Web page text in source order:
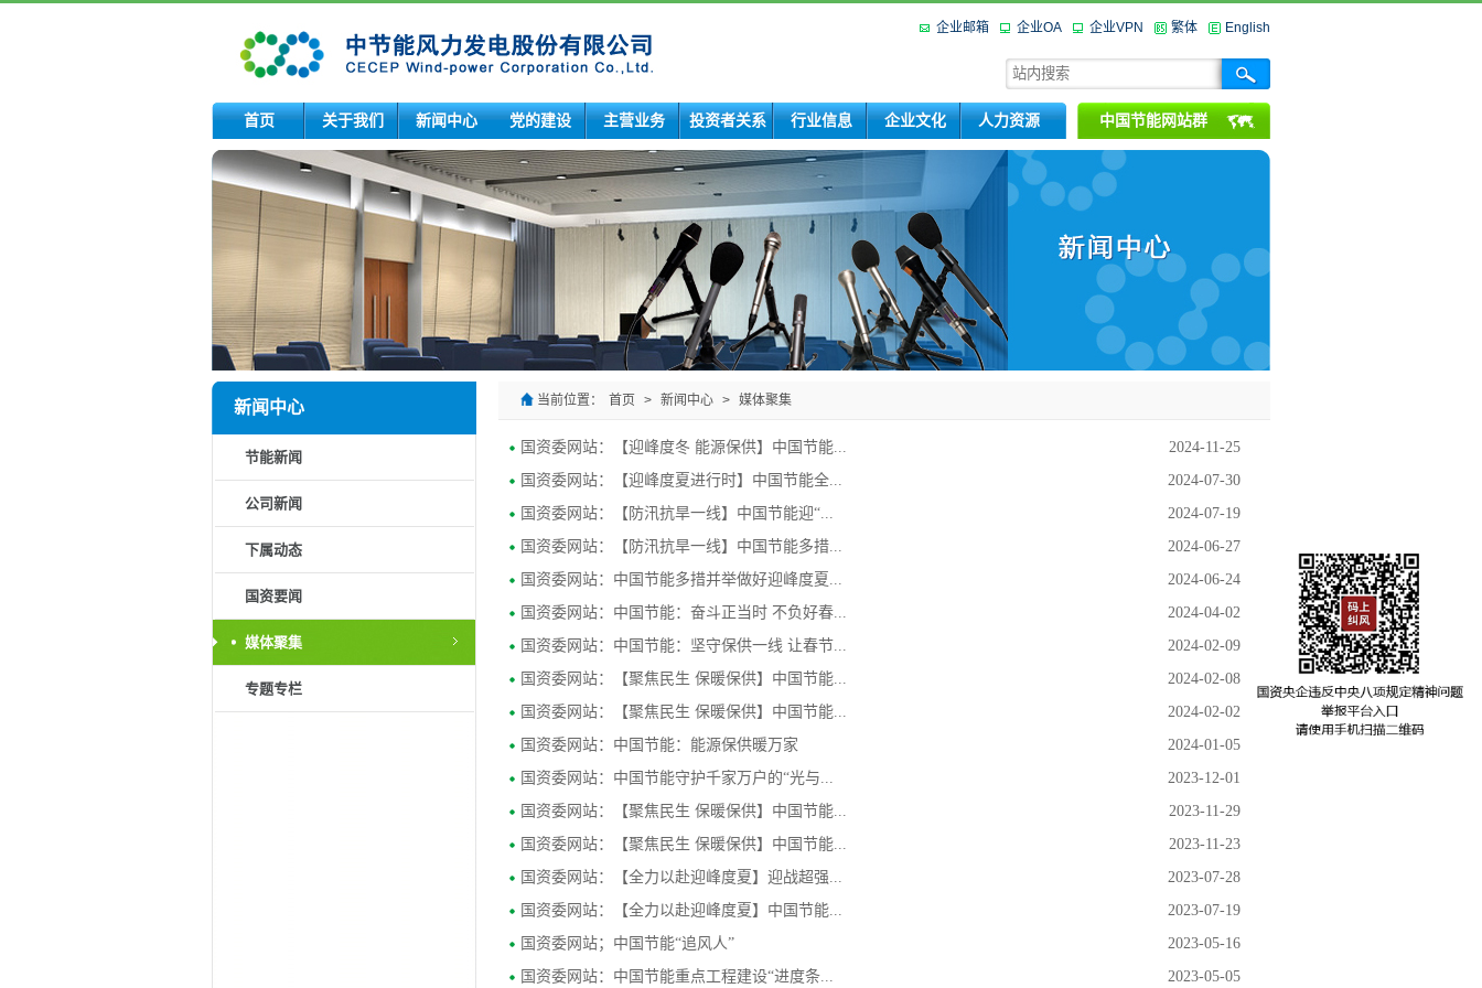
企业邮箱 企业OA 企业VPN 繁体 English
首页 关于我们 新闻中心 党的建设 主营业务 投资者关系 行业信息 企业文化 人力资源 中国节能网站群
新闻中心
节能新闻
公司新闻
下属动态
国资要闻
媒体聚集
专题专栏
当前位置： 首页 > 新闻中心 > 媒体聚集
国资委网站：【迎峰度冬 能源保供】中国节能...
2024-11-25
国资委网站：【迎峰度夏进行时】中国节能全...
2024-07-30
国资委网站：【防汛抗旱一线】中国节能迎“...
2024-07-19
国资委网站：【防汛抗旱一线】中国节能多措...
2024-06-27
国资委网站：中国节能多措并举做好迎峰度夏...
2024-06-24
国资委网站：中国节能：奋斗正当时 不负好春...
2024-04-02
国资委网站：中国节能：坚守保供一线 让春节...
2024-02-09
国资委网站：【聚焦民生 保暖保供】中国节能...
2024-02-08
国资委网站：【聚焦民生 保暖保供】中国节能...
2024-02-02
国资委网站：中国节能：能源保供暖万家
2024-01-05
国资委网站：中国节能守护千家万户的“光与...
2023-12-01
国资委网站：【聚焦民生 保暖保供】中国节能...
2023-11-29
国资委网站：【聚焦民生 保暖保供】中国节能...
2023-11-23
国资委网站：【全力以赴迎峰度夏】迎战超强...
2023-07-28
国资委网站：【全力以赴迎峰度夏】中国节能...
2023-07-19
国资委网站；中国节能“追风人”
2023-05-16
国资委网站：中国节能重点工程建设“进度条...
2023-05-05